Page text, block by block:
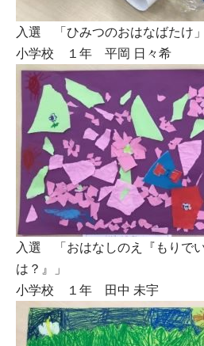
入選 「ひみつのおはなばたけ」
小学校 １年 平岡 日々希
入選 「おはなしのえ『もりで
は？』」
小学校 １年 田中 未宇